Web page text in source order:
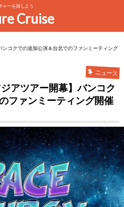
ャーを旅しよう
Cruise
ンコクでの追加公演＆台北でのファンミーティング
ニュース
アツアー開幕】バンコク
ファンミーティング開催